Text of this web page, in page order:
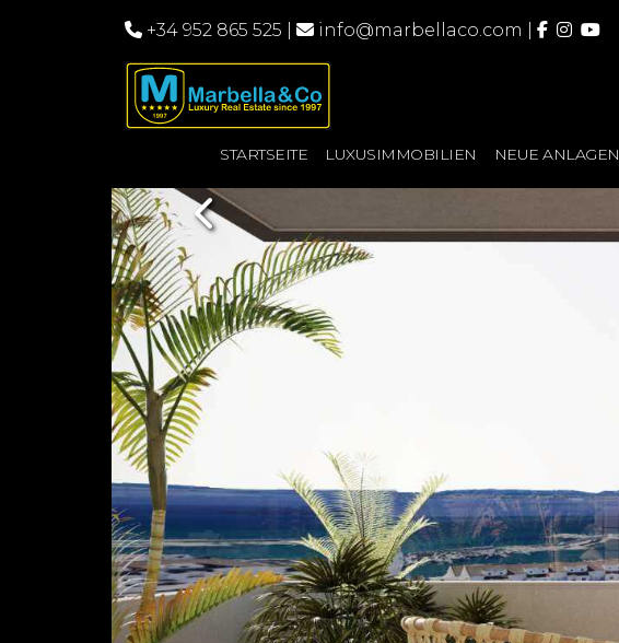
+34 952 865 525 info@marbellaco.com
STARTSEITE LUXUSIMMOBILIEN NEUE ANLAGEN
Previous